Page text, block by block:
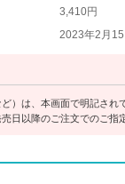
3,410円
2023年2月15
）は、本画面で明記され
日以降のご注文でのご